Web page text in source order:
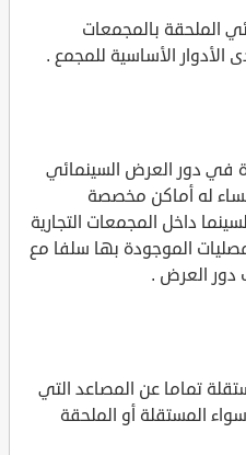
الملحقة بالمجمعات
الأساسية للمجمع .
في دور العرض السينمائي
له أماكن مخصصة
داخل المجمعات التجارية
الموجودة بها سلفا مع
دور العرض .
تماما عن المصاعد التي
المستقلة أو الملحقة